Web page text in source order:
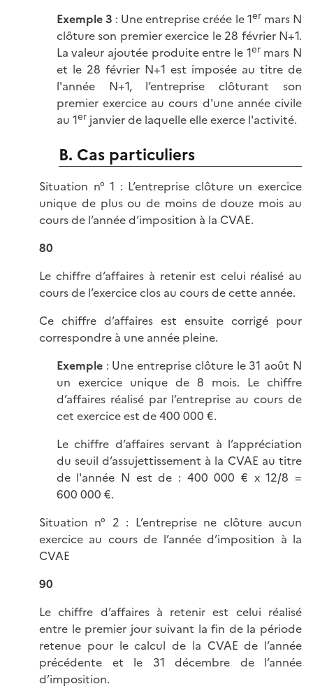
Exemple 3 : Une entreprise créée le 1ermars N
clôture son premier exercice le 28 février N+1.
La valeur ajoutée produite entre le 1ermars N
et le 28 février N+1 est imposée au titre de
l'année N+1, l’entreprise clôturant son
premier exercice au cours d'une année civile
au 1erjanvier de laquelle elle exerce l'activité.
B. Cas particuliers
Situation n° 1 : L’entreprise clôture un exercice
unique de plus ou de moins de douze mois au
cours de l’année d’imposition à la CVAE.
80
Le chiffre d’affaires à retenir est celui réalisé au
cours de l’exercice clos au cours de cette année.
Ce chiffre d’affaires est ensuite corrigé pour
correspondre à une année pleine.
Exemple : Une entreprise clôture le 31 août N
un exercice unique de 8 mois. Le chiffre
d’affaires réalisé par l’entreprise au cours de
cet exercice est de 400 000 €.
Le chiffre d’affaires servant à l’appréciation
du seuil d’assujettissement à la CVAE au titre
de l'année N est de : 400 000 € x 12/8 =
600 000 €.
Situation n° 2 : L’entreprise ne clôture aucun
exercice au cours de l’année d’imposition à la
CVAE
90
Le chiffre d’affaires à retenir est celui réalisé
entre le premier jour suivant la fin de la période
retenue pour le calcul de la CVAE de l’année
précédente et le 31 décembre de l’année
d’imposition.